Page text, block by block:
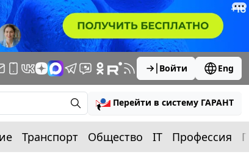
Войти Eng
Перейти в систему ГАРАНТ
Транспорт Общество IT Профессия